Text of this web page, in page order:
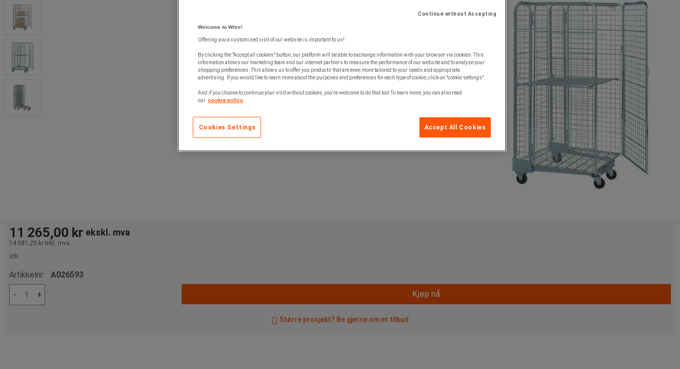
11 265,00 kr ekskl. mva
14 081,25 kr Inkl. mva
stk.
Artikkelnr: A026593
- + Kjøp nå
Større prosjekt? Be gjerne om et tilbud
Continue without Accepting
Welcome to Witre!
Offering you a customized visit of our website is important to us!
By clicking the "Accept all cookies" button, our platform will be able to exchange information with your browser via cookies. This
information allows our marketing team and our internet partners to measure the performance of our website and to analyze your
shopping preferences. This allows us to offer you products that are even more tailored to your needs and appropriate
advertising. If you would like to learn more about the purposes and preferences for each type of cookie, click on "cookie settings".
And if you choose to continue your visit without cookies, you're welcome to do that too! To learn more, you can also read
our cookie policy.
Accept All Cookies
Cookies Settings